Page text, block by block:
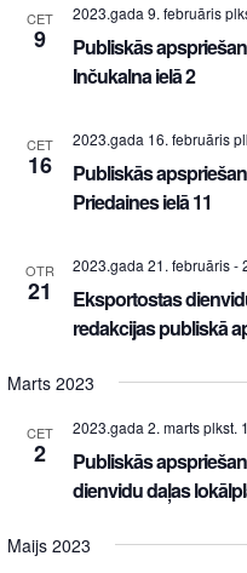
CET
9
2023.gada 9. februāris
Publiskās
Inčukalna ielā 2
CET
16
2023.gada 16. februāris
Publiskās
Priedaines ielā 11
OTR
21
2023.gada 21. februāris-
Eksportostas
redakcijas publiskā
Marts 2023
CET
2
2023.gada 2. marts plkst.
Publiskās
dienvidu daļas
Maijs 2023